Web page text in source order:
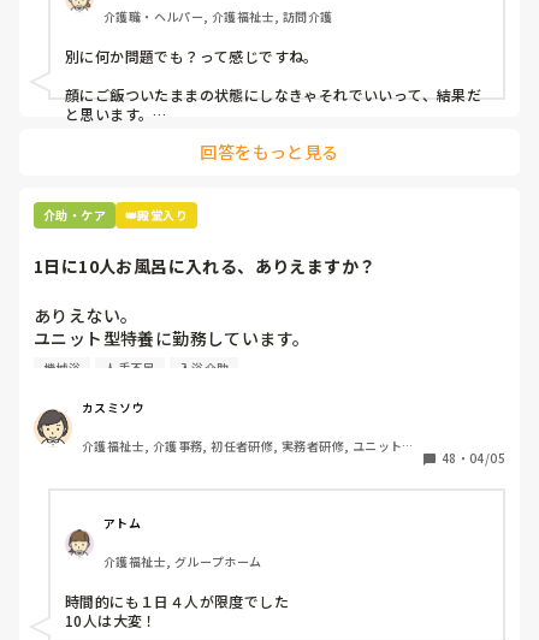
介護職・ヘルパー, 介護福祉士, 訪問介護
別に何か問題でも？って感じですね。
顔にご飯ついたままの状態にしなきゃそれでいいって、結果だ
と思います。
私お風呂専属でバイトしてるんですけど、お風呂の時に顔にカ
あーやってくれなかったんだなって。スプーンでぬぐったりそ
んなことすら、やらないのかね、酷いスタッフとか思いなが
回答をもっと見る
介助・ケア 👑殿堂入り
1日に10人お風呂に入れる、ありえますか？
ありえない。
ユニット型特養に勤務しています。
人手不足で入浴のない日があるため、今度1日に10人入れて
午前中に5人、午後から1人助っ人つけるので5人入れて下さ
いとのことです。
ここはほぼ全員寝たきりの方ですよ。ありえますか？
機械浴 人手不足 入浴介助
カスミソウ
介護福祉士, 介護事務, 初任者研修, 実務者研修, ユニット型
48 ・ 04/05
アトム
介護福祉士, グループホーム
時間的にも１日４人が限度でした
10人は大変！